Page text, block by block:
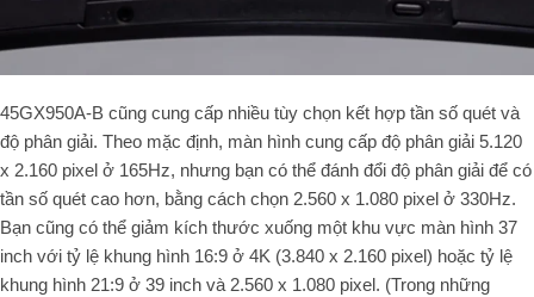
45GX950A-B cũng cung cấp nhiều tùy chọn kết hợp tần số quét và
độ phân giải. Theo mặc định, màn hình cung cấp độ phân giải 5.120
x 2.160 pixel ở 165Hz, nhưng bạn có thể đánh đổi độ phân giải để có
tần số quét cao hơn, bằng cách chọn 2.560 x 1.080 pixel ở 330Hz.
Bạn cũng có thể giảm kích thước xuống một khu vực màn hình 37
inch với tỷ lệ khung hình 16:9 ở 4K (3.840 x 2.160 pixel) hoặc tỷ lệ
khung hình 21:9 ở 39 inch và 2.560 x 1.080 pixel. (Trong những